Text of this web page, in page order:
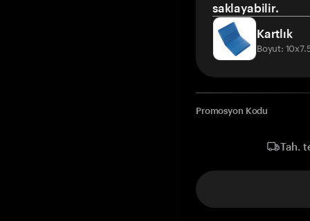
saklayabilir.
Kartlık
Boyut:
Promosyon Kodu
Tah.